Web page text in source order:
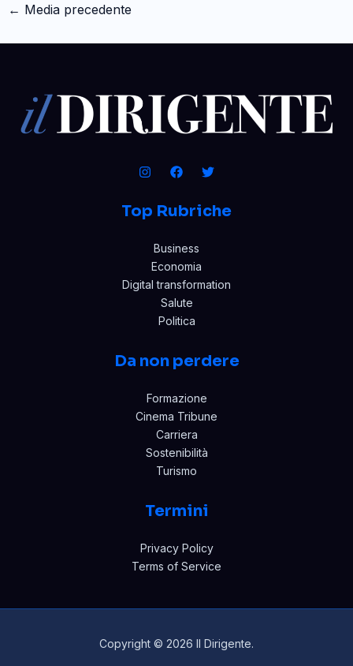
← Media precedente
Top Rubriche
Business
Economia
Digital transformation
Salute
Politica
Da non perdere
Formazione
Cinema Tribune
Carriera
Sostenibilità
Turismo
Termini
Privacy Policy
Terms of Service
Copyright © 2026 Il Dirigente.